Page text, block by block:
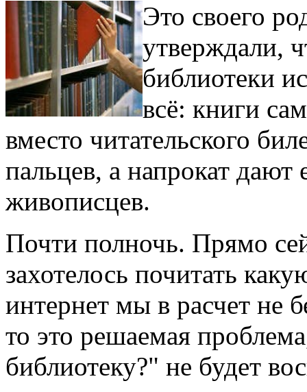
Это своего
утверждали,
библиотеки
всё: книги
вместо читательского
пальцев, а напрокат
живописцев.
Почти полночь. Прямо
захотелось почитать
интернет мы в расчет не
то это решаемая
библиотеку?" не будет